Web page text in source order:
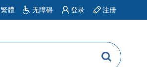
繁體 无障碍 登录 注册